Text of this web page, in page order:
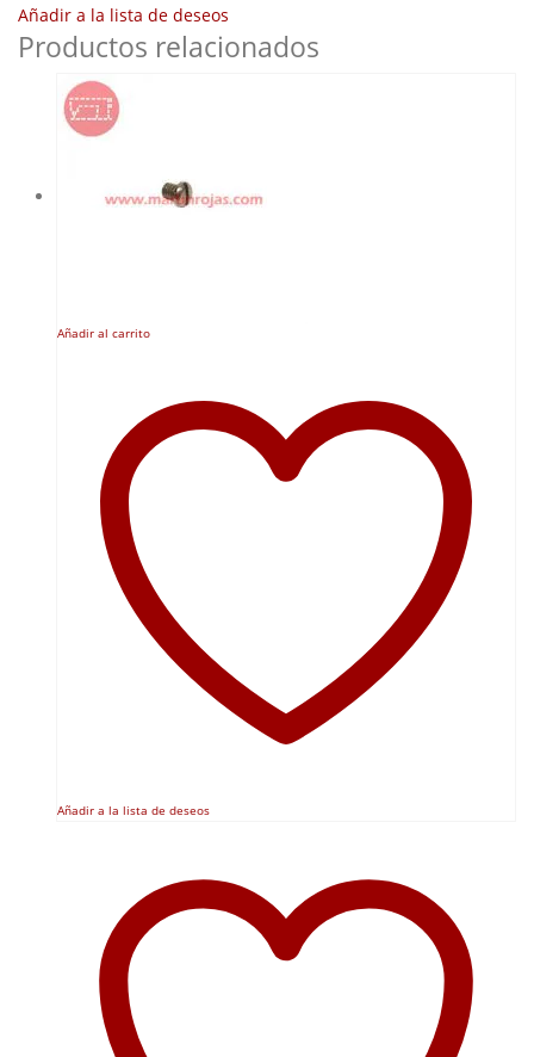
Añadir a la lista de deseos
Productos relacionados
Añadir al carrito
Añadir a la lista de deseos